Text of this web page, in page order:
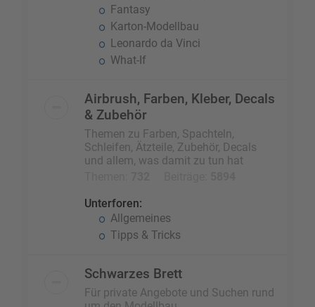
Fantasy
Karton-Modellbau
Leonardo da Vinci
What-If
Airbrush, Farben, Kleber, Decals
& Zubehör
Themen zu Farben, Spachteln,
Schleifen, Ätzteile, Zubehör, Decals
und allem, was damit zu tun hat
Unterforen:
Allgemeines
Tipps & Tricks
Schwarzes Brett
Für private Angebote und Suchen rund